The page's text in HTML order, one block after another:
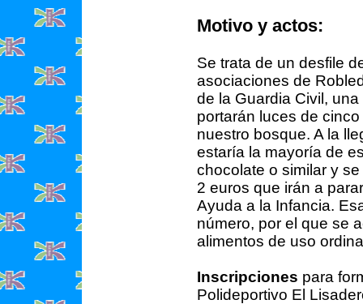
Motivo y actos:
Se trata de un desfile
asociaciones de
de la Guardia Civil,
portarán luces de
nuestro bosque. A la
estaría la mayoría de
chocolate o similar y
2 euros que irán a
Ayuda a la Infancia.
número, por el que se
alimentos de uso
Inscripciones para
Polideportivo El